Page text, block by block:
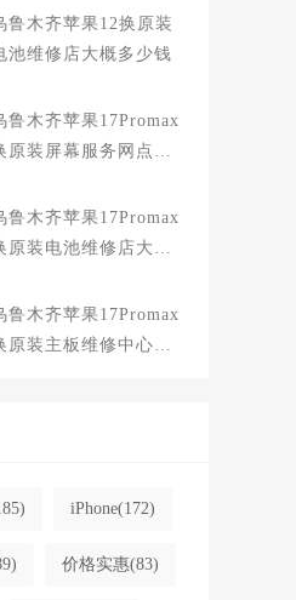
鲁木齐苹果12换原装
池维修店大概多少钱
鲁木齐苹果17Promax
原装屏幕服务网点大
鲁木齐苹果17Promax
原装电池维修店大概
鲁木齐苹果17Promax
原装主板维修中心大
iPhone(172)
价格实惠(83)